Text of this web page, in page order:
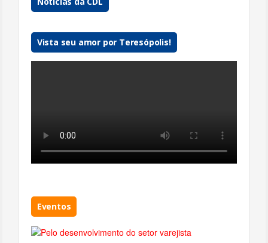
Vista seu amor por Teresópolis!
Eventos